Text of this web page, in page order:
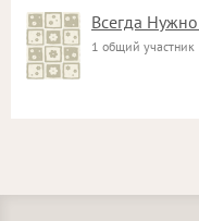
Всегда
1 общий участник